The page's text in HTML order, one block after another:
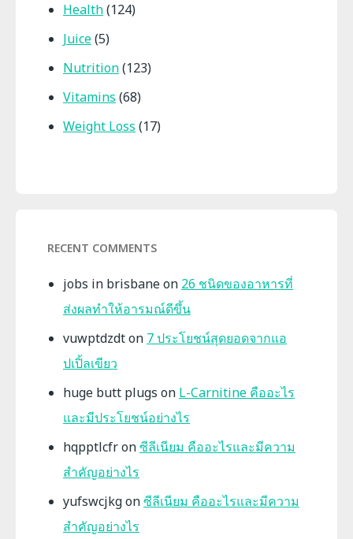
Health(124)
Juice(5)
Nutrition(123)
Vitamins (68)
Weight Loss (17)
RECENT COMMENTS
jobs in brisbaneon 26 ชนิดของอาหารที่
ส่งผลทำให้อารมณ์ดีขึ้น
vuwptdzdton 7 ประโยชน์สุดยอดจากแอ
ปเปิ้ลเขียว
huge butt plugs on L-Carnitine คืออะไร
และมีประโยชน์อย่างไร
hqpptlcfronซีลีเนียม คืออะไรและมีความ
สำคัญอย่างไร
yufswcjkgonซีลีเนียม คืออะไรและมีความ
สำคัญอย่างไร